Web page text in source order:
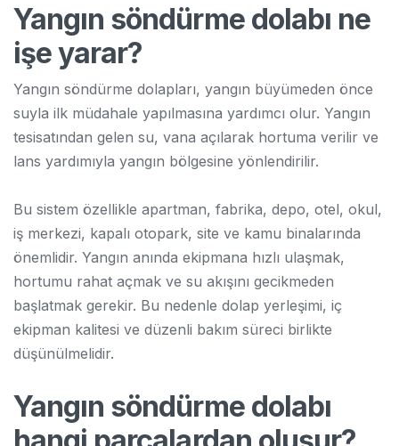
Yangın söndürme dolabı ne
işe yarar?
Yangın söndürme dolapları, yangın büyümeden önce
suyla ilk müdahale yapılmasına yardımcı olur. Yangın
tesisatından gelen su, vana açılarak hortuma verilir ve
lans yardımıyla yangın bölgesine yönlendirilir.
Bu sistem özellikle apartman, fabrika, depo, otel, okul,
iş merkezi, kapalı otopark, site ve kamu binalarında
önemlidir. Yangın anında ekipmana hızlı ulaşmak,
hortumu rahat açmak ve su akışını gecikmeden
başlatmak gerekir. Bu nedenle dolap yerleşimi, iç
ekipman kalitesi ve düzenli bakım süreci birlikte
düşünülmelidir.
Yangın söndürme dolabı